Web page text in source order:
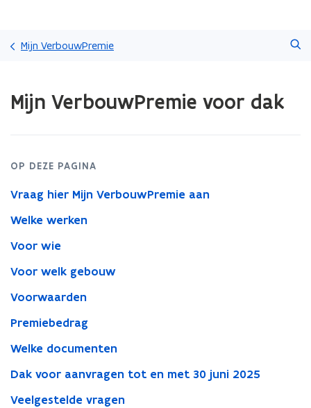
gaan
Mijn VerbouwPremie
met
laden.
op:
VerbouwPremie
dak
Mijn VerbouwPremie voor dak
OP DEZE PAGINA
Vraag hier Mijn VerbouwPremie aan
Welke werken
Voor wie
Voor welk gebouw
Voorwaarden
Premiebedrag
Welke documenten
Dak voor aanvragen tot en met 30 juni 2025
Veelgestelde vragen